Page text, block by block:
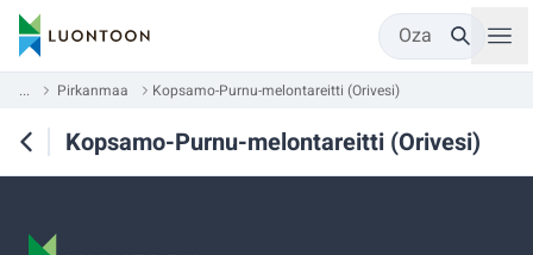
Oza
... Pirkanmaa Kopsamo-Purnu-melontareitti (Orivesi)
Kopsamo-Purnu-melontareitti (Orivesi)